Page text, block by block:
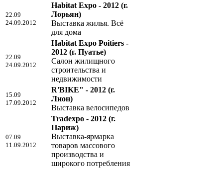
22.09
24.09.2012
Habitat Expo - 2012 (г.
Лорьян)
Выставка жилья. Всё
для дома
22.09
24.09.2012
Habitat Expo Poitiers -
2012 (г. Пуатье)
Салон жилищного
строительства и
недвижимости
15.09
17.09.2012
R'BIKE" - 2012 (г.
Лион)
Выставка велосипедов
07.09
11.09.2012
Tradexpo - 2012 (г.
Париж)
Выставка-ярмарка
товаров массового
производства и
широкого потребления